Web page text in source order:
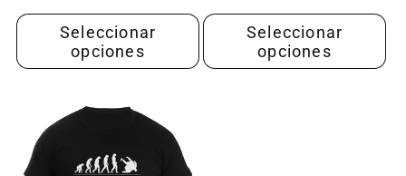
habitual
Seleccionar
opciones
habitual
Seleccionar
opciones